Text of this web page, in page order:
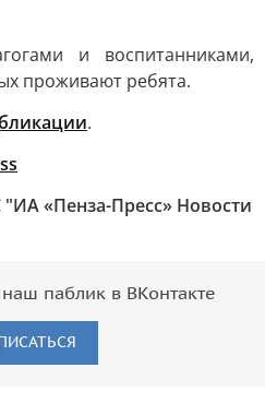
и воспитанниками,
проживают ребята.
.
«Пенза-Пресс» Новости
паблик в ВКонтакте